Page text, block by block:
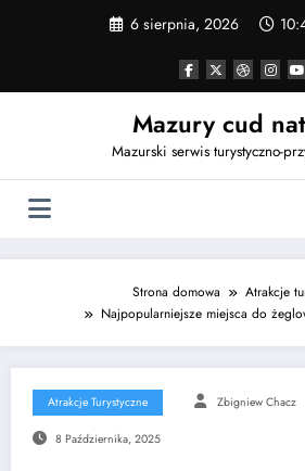
6 sierpnia, 2026
Mazury cud
Mazurski serwis turystyczno-
Strona domowa
Atrakcje
Najpopularniejsze miejsca do
Atrakcje Turystyczne Zbigniew Chacz
8 Października, 2025